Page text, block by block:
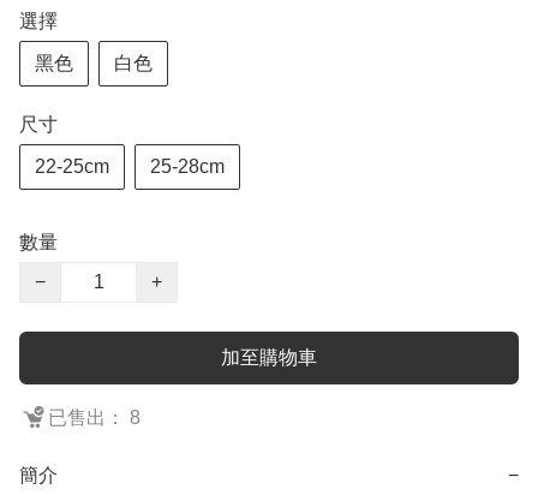
選擇
黑色 白色
尺寸
22-25cm 25-28cm
數量
−
+
加至購物車
已售出： 8
簡介 −